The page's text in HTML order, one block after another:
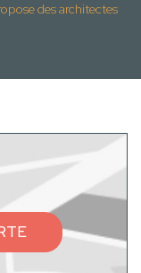
des architectes